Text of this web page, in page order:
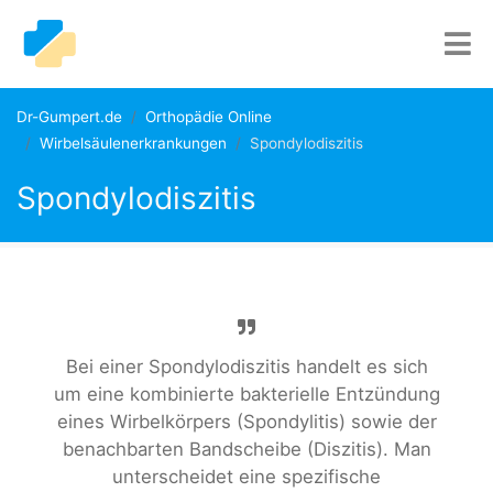
Dr-Gumpert.de
Orthopädie Online
Wirbelsäulenerkrankungen
Spondylodiszitis
Spondylodiszitis
Bei einer Spondylodiszitis handelt es sich
um eine kombinierte bakterielle Entzündung
eines Wirbelkörpers (Spondylitis) sowie der
benachbarten Bandscheibe (Diszitis). Man
unterscheidet eine spezifische